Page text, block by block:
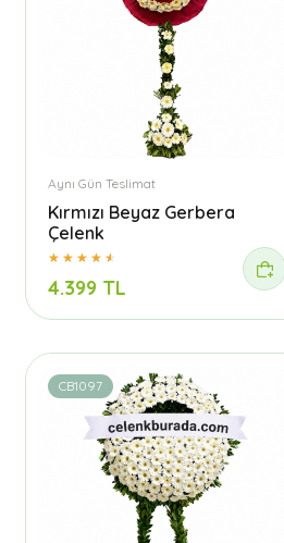
Aynı Gün Teslimat
Kırmızı Beyaz Gerbera
Çelenk
4.399 TL
CB1097